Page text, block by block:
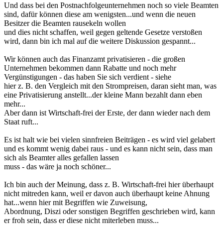
Und dass bei den Postnachfolgeunternehmen noch so viele Beamten
sind, dafür können diese am wenigsten...und wenn die neuen
Besitzer die Beamten rausekeln wollen
und dies nicht schaffen, weil gegen geltende Gesetze verstoßen
wird, dann bin ich mal auf die weitere Diskussion gespannt...
Wir können auch das Finanzamt privatisieren - die großen
Unternehmen bekommen dann Rabatte und noch mehr
Vergünstigungen - das haben Sie sich verdient - siehe
hier z. B. den Vergleich mit den Strompreisen, daran sieht man, was
eine Privatisierung anstellt...der kleine Mann bezahlt dann eben
mehr...
Aber dann ist Wirtschaft-frei der Erste, der dann wieder nach dem
Staat ruft...
Es ist halt wie bei vielen sinnfreien Beiträgen - es wird viel gelabert
und es kommt wenig dabei raus - und es kann nicht sein, dass man
sich als Beamter alles gefallen lassen
muss - das wäre ja noch schöner...
Ich bin auch der Meinung, dass z. B. Wirtschaft-frei hier überhaupt
nicht mitreden kann, weil er davon auch überhaupt keine Ahnung
hat...wenn hier mit Begriffen wie Zuweisung,
Abordnung, Diszi oder sonstigen Begriffen geschrieben wird, kann
er froh sein, dass er diese nicht miterleben muss...